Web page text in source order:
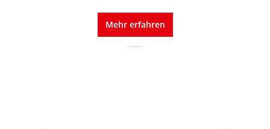
Mehr erfahren